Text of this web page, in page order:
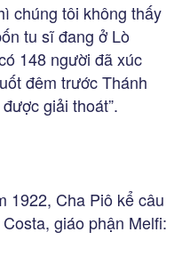
chúng tôi không thấy
tu sĩ đang ở Lò
148 người đã xúc
đêm trước Thánh
giải thoát”.
1922, Cha Piô kể câu
giáo phận Melfi: